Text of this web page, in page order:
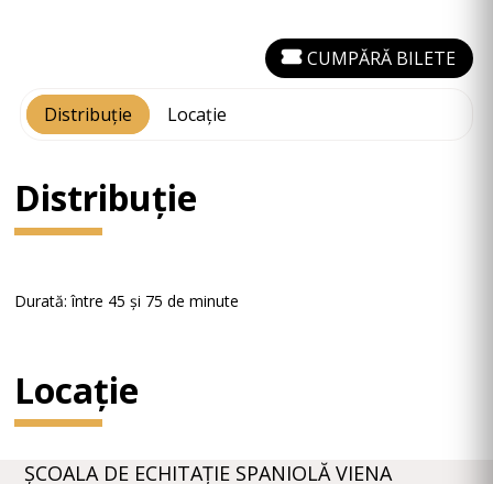
Distribuție Locație
CUMPĂRĂ BILETE
Distribuție
Durată: între 45 și 75 de minute
Locație
ŞCOALA DE ECHITAȚIE SPANIOLĂ VIENA